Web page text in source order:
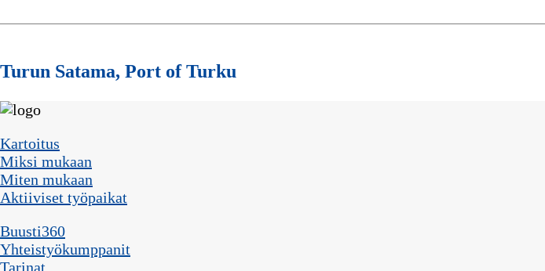
Turun Satama, Port of Turku
Kartoitus
Miksi mukaan
Miten mukaan
Aktiiviset työpaikat
Buusti360
Yhteistyökumppanit
Tarinat